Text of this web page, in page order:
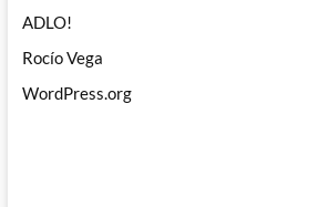
ADLO!
Rocío Vega
WordPress.org